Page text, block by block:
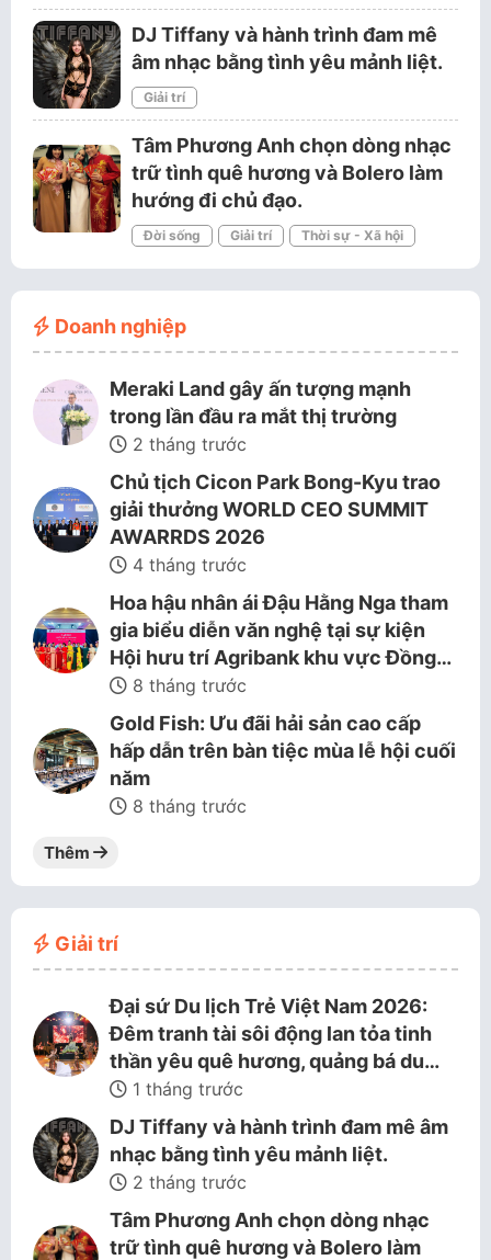
DJ Tiffany và hành trình đam mê
âm nhạc bằng tình yêu mảnh liệt.
Giải trí
Tâm Phương Anh chọn dòng nhạc
trữ tình quê hương và Bolero làm
hướng đi chủ đạo.
Đời sống Giải trí Thời sự - Xã hội
Doanh nghiệp
Meraki Land gây ấn tượng mạnh
trong lần đầu ra mắt thị trường
2 tháng trước
Chủ tịch Cicon Park Bong-Kyu trao
giải thưởng WORLD CEO SUMMIT
AWARRDS 2026
4 tháng trước
Hoa hậu nhân ái Đậu Hằng Nga tham
gia biểu diễn văn nghệ tại sự kiện
Hội hưu trí Agribank khu vực Đồng…
8 tháng trước
Gold Fish: Ưu đãi hải sản cao cấp
hấp dẫn trên bàn tiệc mùa lễ hội cuối
năm
8 tháng trước
Thêm
Giải trí
Đại sứ Du lịch Trẻ Việt Nam 2026:
Đêm tranh tài sôi động lan tỏa tinh
thần yêu quê hương, quảng bá du…
1 tháng trước
DJ Tiffany và hành trình đam mê âm
nhạc bằng tình yêu mảnh liệt.
2 tháng trước
Tâm Phương Anh chọn dòng nhạc
trữ tình quê hương và Bolero làm